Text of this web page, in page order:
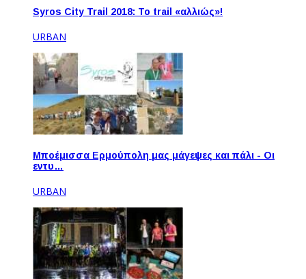
Syros City Trail 2018: To trail «αλλιώς»!
URBAN
Μποέμισσα Ερμούπολη μας μάγεψες και πάλι - Οι
εντυ…
URBAN